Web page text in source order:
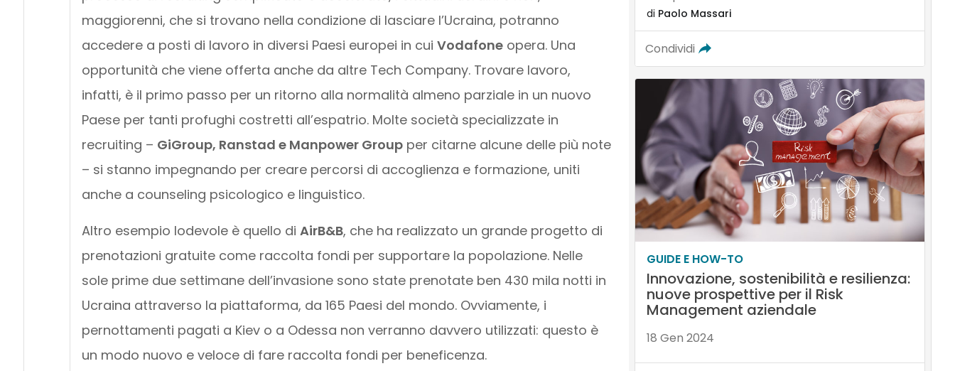
maggiorenni, che si trovano nella condizione di lasciare l’Ucraina, potranno
accedere a posti di lavoro in diversi Paesi europei in cui Vodafoneopera. Una
opportunità che viene offerta anche da altre Tech Company. Trovare lavoro,
infatti, è il primo passo per un ritorno alla normalità almeno parziale in un nuovo
Paese per tanti profughi costretti all’espatrio. Molte società specializzate in
recruiting – GiGroup, Ranstad e Manpower Groupper citarne alcune delle più note
– si stanno impegnando per creare percorsi di accoglienza e formazione, uniti
anche a counseling psicologico e linguistico.
Altro esempio lodevole è quello di AirB&B, che ha realizzato un grande progetto di
prenotazioni gratuite come raccolta fondi per supportare la popolazione. Nelle
sole prime due settimane dell’invasione sono state prenotate ben 430 mila notti in
Ucraina attraverso la piattaforma, da 165 Paesi del mondo. Ovviamente, i
pernottamenti pagati a Kiev o a Odessa non verranno davvero utilizzati: questo è
un modo nuovo e veloce di fare raccolta fondi per beneficenza.
di Paolo Massari
Condividi
GUIDE E HOW-TO
Innovazione, sostenibilità e resilienza:
nuove prospettive per il Risk
Management aziendale
18 Gen 2024